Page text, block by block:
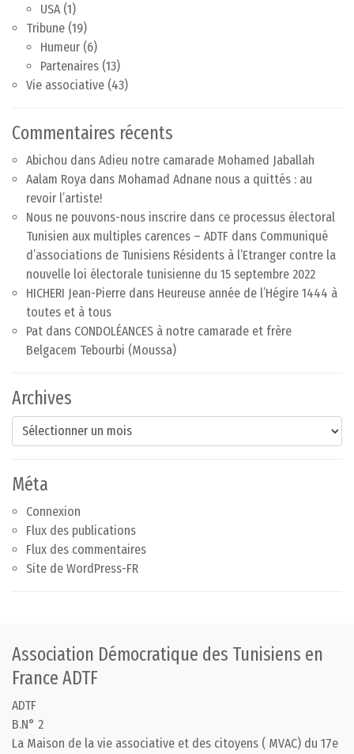
USA (1)
Tribune (19)
Humeur (6)
Partenaires (13)
Vie associative (43)
Commentaires récents
Abichou dans Adieu notre camarade Mohamed Jaballah
Aalam Roya dans Mohamad Adnane nous a quittés : au
revoir l’artiste!
Nous ne pouvons-nous inscrire dans ce processus électoral
Tunisien aux multiples carences – ADTF dans Communiqué
d’associations de Tunisiens Résidents à l’Etranger contre la
nouvelle loi électorale tunisienne du 15 septembre 2022
HICHERI Jean-Pierre dans Heureuse année de l’Hégire 1444 à
toutes et à tous
Pat dans CONDOLÉANCES à notre camarade et frère
Belgacem Tebourbi (Moussa)
Archives
Archives
Méta
Connexion
Flux des publications
Flux des commentaires
Site de WordPress-FR
Association Démocratique des Tunisiens en
France ADTF
ADTF
B.N° 2
La Maison de la vie associative et des citoyens ( MVAC) du 17e